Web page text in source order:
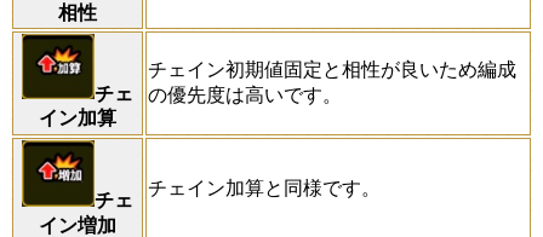
相性
チェ
イン加算
チェイン初期値固定と相性が良いため編成
の優先度は高いです。
チェ
イン増加
チェイン加算と同様です。